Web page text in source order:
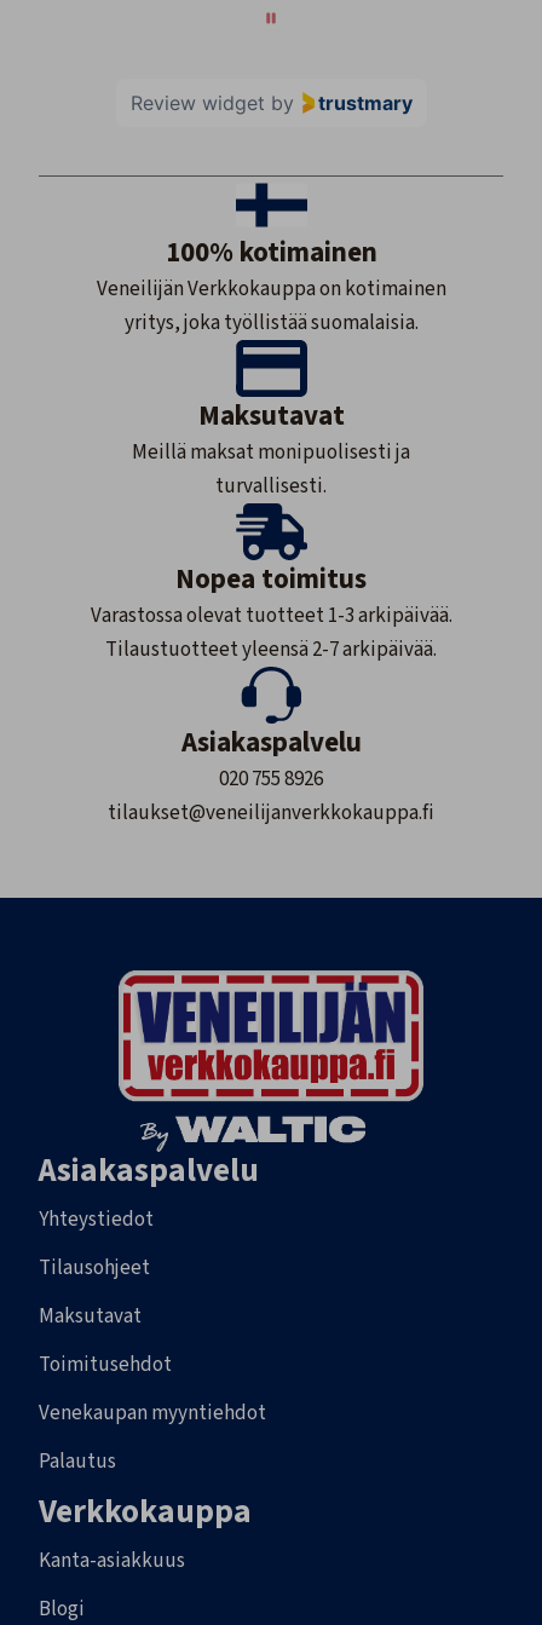
Review widget by trustmary
100% kotimainen
Veneilijän Verkkokauppa on kotimainen
yritys, joka työllistää suomalaisia.
Maksutavat
Meillä maksat monipuolisesti ja
turvallisesti.
Nopea toimitus
Varastossa olevat tuotteet 1-3 arkipäivää.
Tilaustuotteet yleensä 2-7 arkipäivää.
Asiakaspalvelu
020 755 8926
tilaukset@veneilijanverkkokauppa.fi
Asiakaspalvelu
Yhteystiedot
Tilausohjeet
Maksutavat
Toimitusehdot
Venekaupan myyntiehdot
Palautus
Verkkokauppa
Kanta-asiakkuus
Blogi